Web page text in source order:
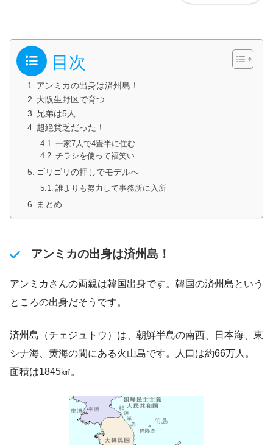
目次
アンミカの出身は済州島！
大阪生野区で育つ
兄弟は5人
超絶貧乏だった！
一家7人で4畳半に住む
チラシを使って福笑い
ゴリゴリの押しでモデルへ
誰よりも努力して事務所に入所
まとめ
アンミカの出身は済州島！
アンミカさんの両親は韓国出身です。韓国の済州島という
ところの出身だそうです。
済州島（チェジュトウ）は、朝鮮半島の南西、日本海、東
シナ海、黄海の間にある火山島です。人口は約66万人。
面積は1845㎢。